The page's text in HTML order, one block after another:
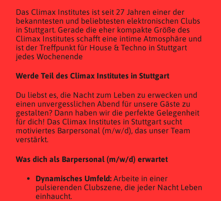
Das Climax Institutes ist seit 27 Jahren einer der
bekanntesten und beliebtesten elektronischen Clubs
in Stuttgart. Gerade die eher kompakte Größe des
Climax Institutes schafft eine intime Atmosphäre und
ist der Treffpunkt für House & Techno in Stuttgart
jedes Wochenende
Werde Teil des Climax Institutes in Stuttgart
Du liebst es, die Nacht zum Leben zu erwecken und
einen unvergesslichen Abend für unsere Gäste zu
gestalten? Dann haben wir die perfekte Gelegenheit
für dich! Das Climax Institutes in Stuttgart sucht
motiviertes Barpersonal (m/w/d), das unser Team
verstärkt.
Was dich als Barpersonal (m/w/d) erwartet
Dynamisches Umfeld: Arbeite in einer
pulsierenden Clubszene, die jeder Nacht Leben
einhaucht.